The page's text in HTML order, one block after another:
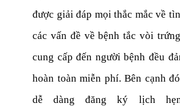
được giải đáp mọi thắc mắc về
các vấn đề về bệnh tắc vòi
cung cấp đến người bệnh đều
hoàn toàn miễn phí. Bên cạnh
dễ dàng đăng ký lịch hẹn